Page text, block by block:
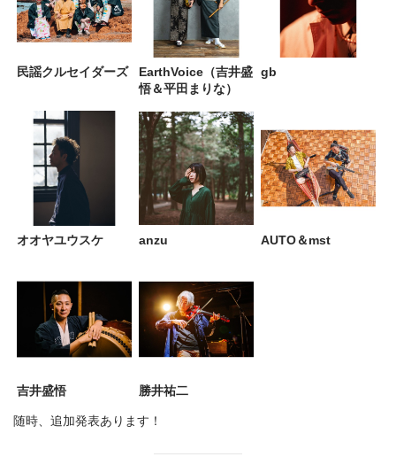
民謡クルセイダーズ
EarthVoice（吉井盛
悟＆平田まりな）
gb
オオヤユウスケ anzu AUTO＆mst
吉井盛悟 勝井祐二
随時、追加発表あります！